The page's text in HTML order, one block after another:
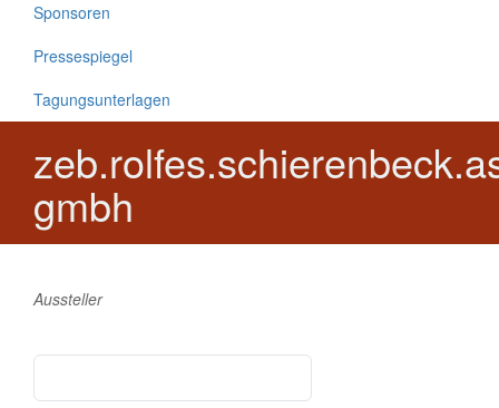
Sponsoren
Pressespiegel
Tagungsunterlagen
gmbh
Aussteller